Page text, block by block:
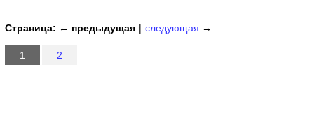
Страница: ← предыдущая | следующая →
1 2